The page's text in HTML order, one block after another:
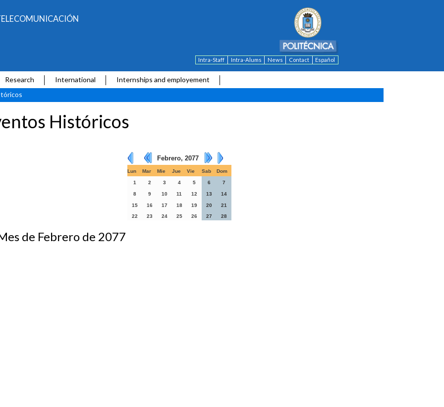
Intra-Staff Intra-Alums News Contact Español
Research International
Internships and employement
Históricos
Febrero, 2077
Lun Mar Mie Jue Vie Sab Dom
1 2 3 4 5 6 7
8 9 10 11 12 13 14
15 16 17 18 19 20
21
22
23 24 25 26 27 28
de Febrero de 2077